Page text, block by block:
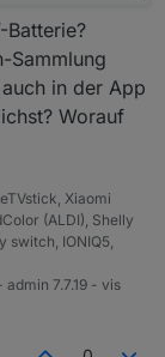
Sammlung
in der App
Worauf
Xiaomi
(ALDI), Shelly
switch, IONIQ5,
7.7.19 - vis